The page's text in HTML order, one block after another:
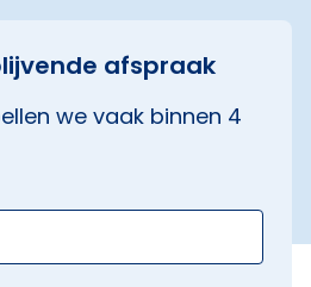
afspraak
we vaak binnen 4